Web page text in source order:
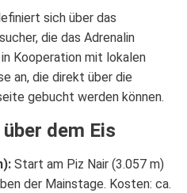
sich über das
die das Adrenalin
Kooperation mit lokalen
an, die direkt über die
gebucht werden können.
dem Eis
Start am Piz Nair (3.057 m)
der Mainstage. Kosten: ca.